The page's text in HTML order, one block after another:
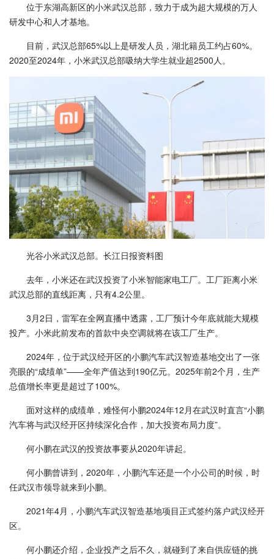
位于东湖高新区的小米武汉总部，致力于成为超大规模的万人
研发中心和人才基地。
目前，武汉总部65%以上是研发人员，湖北籍员工约占60%。
2020至2024年，小米武汉总部吸纳大学生就业超2500人。
光谷小米武汉总部。长江日报资料图
去年，小米还在武汉投资了小米智能家电工厂。工厂距离小米
武汉总部的直线距离，只有4.2公里。
3月2日，雷军在全网直播中透露，工厂预计今年底就能大规模
投产。小米此前发布的首款中央空调就将在该工厂生产。
2024年，位于武汉经开区的小鹏汽车武汉智造基地交出了一张
亮眼的“成绩单”——全年产值达到190亿元。2025年前2个月，生产
总值增长率更是超过了100%。
面对这样的成绩单，难怪何小鹏2024年12月在武汉时直言“小鹏
汽车将与武汉经开区持续深化合作，加大投资布局力度”。
何小鹏在武汉的投资故事要从2020年讲起。
何小鹏曾讲到，2020年，小鹏汽车还是一个小公司的时候，时
任武汉市领导就来到小鹏。
2021年4月，小鹏汽车武汉智造基地项目正式签约落户武汉经开
区。
何小鹏还介绍，企业投产之后不久，就碰到了来自供应链的挑